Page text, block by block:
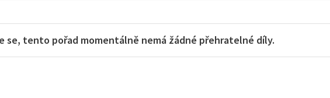
se, tento pořad momentálně nemá žádné přehratelné díly.